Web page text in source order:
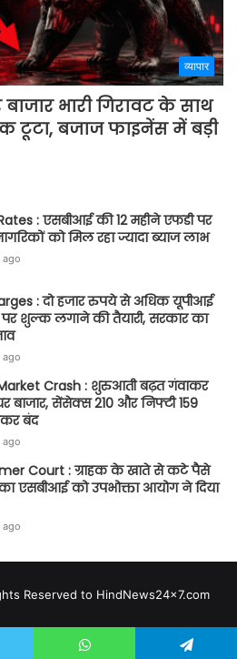
व्यापार
भारी गिरावट के साथ
टूटा, बजाज फाइनेंस में बड़ी
: एसबीआई की 12 महीने एफडी पर
को मिल रहा ज्यादा ब्याज लाभ
ago
: दो हजार रुपये से अधिक यूपीआई
शुल्क लगाने की तैयारी, सरकार का
ago
Crash : शुरुआती बढ़त गंवाकर
बाजार, सेंसेक्स 210 और निफ्टी 159
बंद
ago
Court : ग्राहक के खाते से कटे पैसे
एसबीआई को उपभोक्ता आयोग ने दिया
ago
Reserved to HindNews24x7.com